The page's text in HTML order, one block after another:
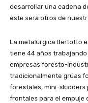
desarrollar una cadena
este será otros de
La metalúrgica Bertotto
tiene 44 años
empresas foresto-
tradicionalmente grúas
forestales, mini-skidders
frontales para el empuje